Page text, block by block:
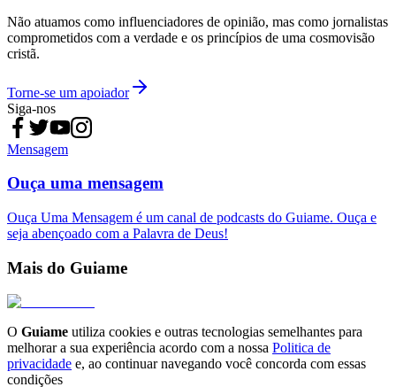
Não atuamos como influenciadores de opinião, mas como jornalistas
comprometidos com a verdade e os princípios de uma cosmovisão
cristã.
Torne-se um apoiador
Siga-nos
Mensagem
Ouça uma mensagem
Ouça Uma Mensagem é um canal de podcasts do Guiame. Ouça e
seja abençoado com a Palavra de Deus!
Mais do Guiame
O Guiame utiliza cookies e outras tecnologias semelhantes para
melhorar a sua experiência acordo com a nossa Politica de
privacidade e, ao continuar navegando você concorda com essas
condições